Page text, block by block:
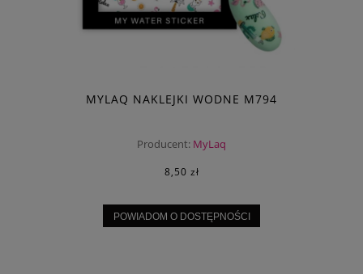
MYLAQ NAKLEJKI WODNE M794
Producent: MyLaq
8,50 zł
POWIADOM O DOSTĘPNOŚCI